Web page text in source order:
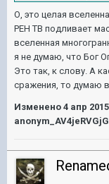
О, это целая
РЕН ТВ подливает
вселенная
я не думаю, что Бог
Это так, к слову. А
сражения, то думаю
Изменено 4 апр